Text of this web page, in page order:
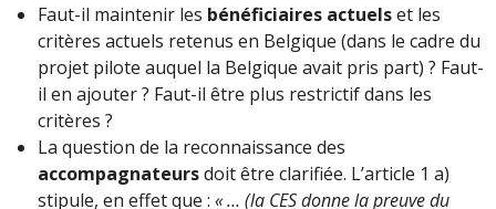
Faut-il maintenir les bénéficiaires actuelset les
critères actuels retenus en Belgique (dans le cadre du
projet pilote auquel la Belgique avait pris part) ? Faut-
il en ajouter ? Faut-il être plus restrictif dans les
critères ?
La question de la reconnaissance des
accompagnateursdoit être clarifiée. L’article 1 a)
stipule, en effet que : « … (la CES donne la preuve du